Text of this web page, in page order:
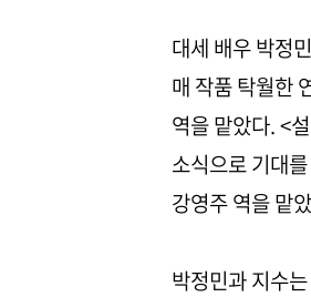
대세 배우 박정
매 작품 탁월한
역을 맡았다. <
소식으로 기대
강영주 역을 맡
박정민과 지수